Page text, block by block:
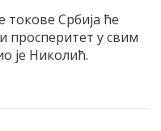
токове Србија ће
просперитет у свим
је Николић.